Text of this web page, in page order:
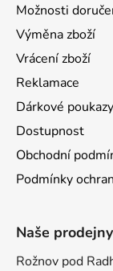
Možnosti
Výměna zboží
Vrácení zboží
Reklamace
Dárkové poukazy
Dostupnost
Obchodní
Podmínky
Naše prodejny
Rožnov pod